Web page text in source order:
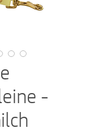
-